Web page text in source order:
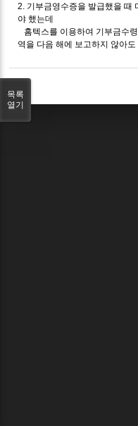
2. 기부금영수증을 발급했을 때
야 했는데
홈텍스를 이용하여 기부금수
역을 다음 해에 보고하지 않아
목록
열기